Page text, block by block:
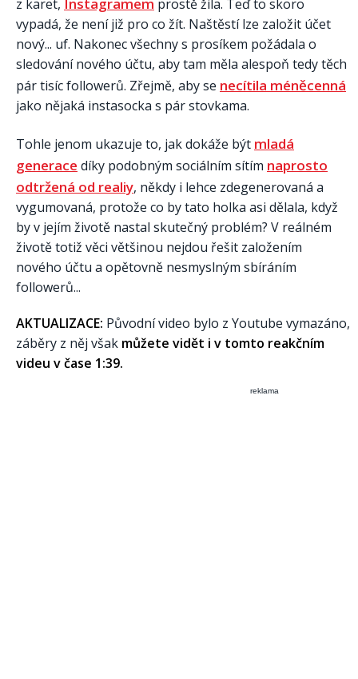
z karet,
prostě žila. Teď to skoro
vypadá, že není již pro co žít. Naštěstí lze založit účet
nový... uf. Nakonec všechny s prosíkem požádala o
sledování nového účtu, aby tam měla alespoň tedy těch
pár tisíc followerů. Zřejmě, aby se necítila méněcenná
jako nějaká instasocka s pár stovkama.
Tohle jenom ukazuje to, jak dokáže být mladá
generace díky podobným sociálním sítím naprosto
odtržená od realiy, někdy i lehce zdegenerovaná a
vygumovaná, protože co by tato holka asi dělala, když
by v jejím životě nastal skutečný problém? V reálném
životě totiž věci většinou nejdou řešit založením
nového účtu a opětovně nesmyslným sbíráním
followerů...
AKTUALIZACE: Původní video bylo z Youtube vymazáno,
záběry z něj však můžete vidět i v tomto reakčním
videu v čase 1:39.
reklama